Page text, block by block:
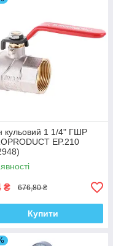
кульовий 1 1/4" ГШР
EP.210
₴ 676,80 ₴
Купити